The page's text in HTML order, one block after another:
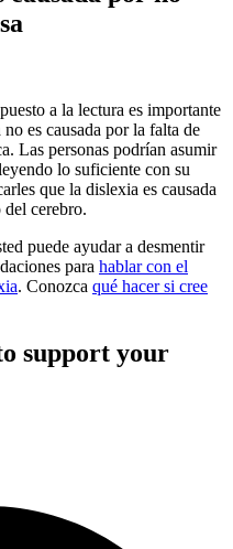
a la lectura es importante
es causada por la falta de
Las personas podrían asumir
lo suficiente con su
que la dislexia es causada
cerebro.
puede ayudar a desmentir
para hablar con el
. Conozca qué hacer si cree
support your